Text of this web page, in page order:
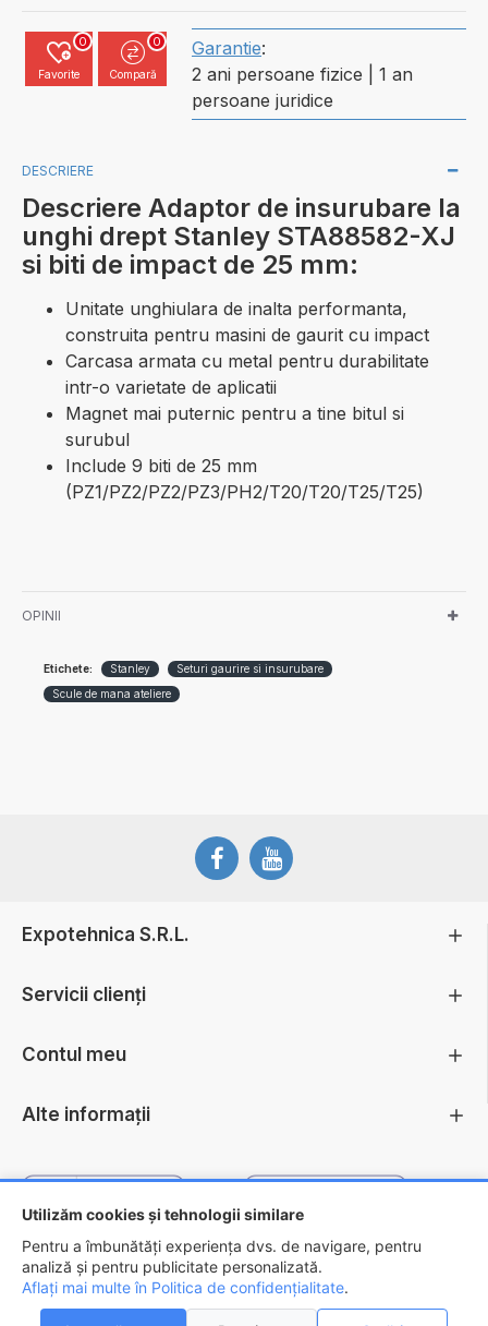
Utilizăm cookies și tehnologii similare
Pentru a îmbunătăți experiența dvs. de navigare, pentru
analiză și pentru publicitate personalizată.
Aflați mai multe în Politica de confidențialitate.
Favorite
0
Compară
0 Garantie:
2 ani persoane fizice | 1 an
persoane juridice
DESCRIERE
Descriere Adaptor de insurubare la
unghi drept Stanley STA88582-XJ
si biti de impact de 25 mm:
Unitate unghiulara de inalta performanta,
construita pentru masini de gaurit cu impact
Carcasa armata cu metal pentru durabilitate
intr-o varietate de aplicatii
Magnet mai puternic pentru a tine bitul si
surubul
Include 9 biti de 25 mm
(PZ1/PZ2/PZ2/PZ3/PH2/T20/T20/T25/T25)
OPINII
Etichete: Stanley
Seturi gaurire si insurubare
Scule de mana ateliere
Expotehnica S.R.L.
Servicii clienți
Contul meu
Alte informații
Copyright © 2026 - EXPOTEHNICA S.R.L.